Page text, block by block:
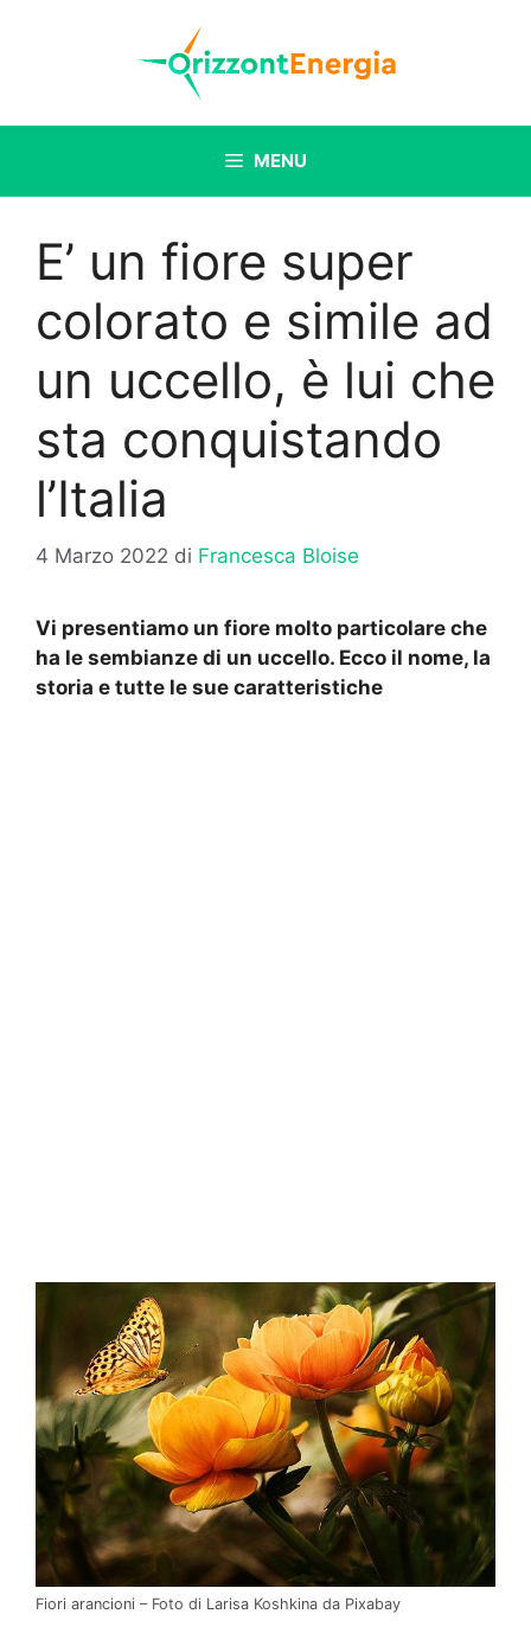
MENU
E’ un fiore super
colorato e simile ad
un uccello, è lui che
sta conquistando
l’Italia
4 Marzo 2022 di Francesca Bloise
Vi presentiamo un fiore molto particolare che
ha le sembianze di un uccello. Ecco il nome, la
storia e tutte le sue caratteristiche
Fiori arancioni – Foto di Larisa Koshkina da Pixabay